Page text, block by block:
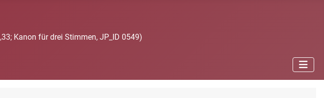
Kanon für drei Stimmen, JP_ID 0549)